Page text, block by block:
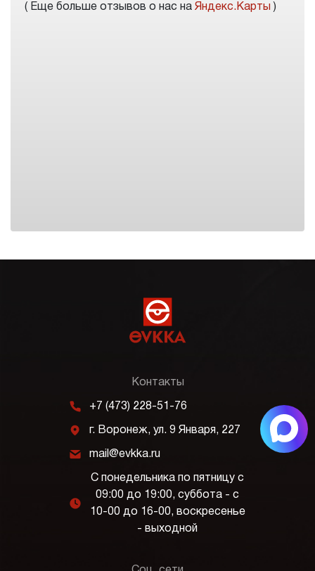
( Еще больше отзывов о нас на Яндекс.Карты )
Контакты
m +7 (473) 228-51-76
j г. Воронеж, ул. 9 Января, 227
k mail@evkka.ru
l
С понедельника по пятницу с
09:00 до 19:00, суббота - с
10-00 до 16-00, воскресенье
- выходной